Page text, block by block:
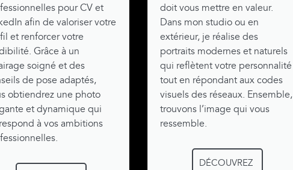
pour CV et
afin de valoriser votre
et renforcer votre
Grâce à un
soigné et des
de pose adaptés,
obtiendrez une photo
et dynamique qui
à vos ambitions
doit vous mettre en valeur.
Dans mon studio ou en
extérieur, je réalise des
portraits modernes et naturels
qui reflètent votre personnalité
tout en répondant aux codes
visuels des réseaux. Ensemble,
trouvons l’image qui vous
ressemble.
DÉCOUVREZ